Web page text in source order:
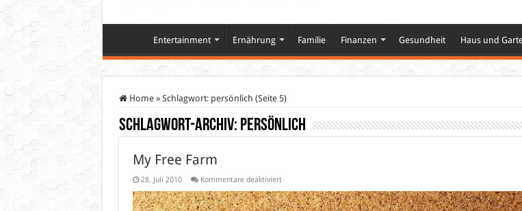
Entertainment Ernährung Familie Finanzen Gesundheit Haus und
Home » Schlagwort: persönlich (Seite 5)
Schlagwort-Archiv: persönlich
My Free Farm
28. Juli 2010 Kommentare deaktiviertfür
Free
Farm